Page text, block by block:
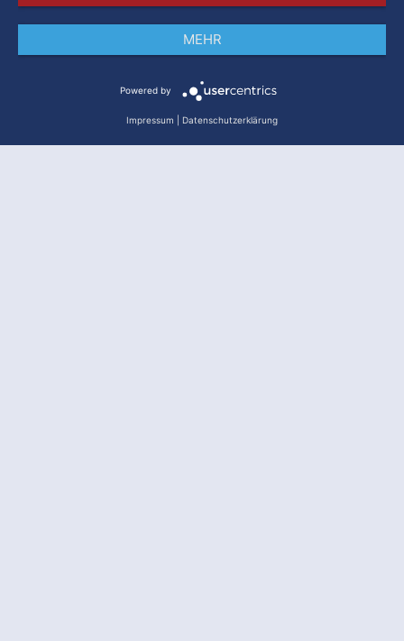
Datenschutz
MEHR
Powered by
Impressum Datenschutzerklärung